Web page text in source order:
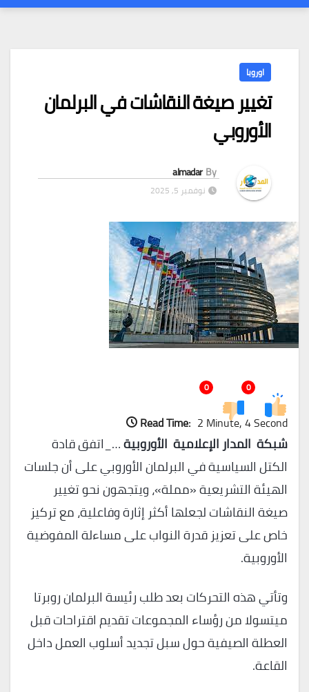
اوروبا
تغيير صيغة النقاشات في البرلمان
الأوروبي
By
almadar
نوفمبر 5, 2025
0
0
Read Time: 2 Minute, 4 Second
شبكة المدار الإعلامية الأوروبية…_اتفق قادة
الكتل السياسية في البرلمان الأوروبي على أن جلسات
الهيئة التشريعية «مملة»، ويتجهون نحو تغيير
صيغة النقاشات لجعلها أكثر إثارة وفاعلية، مع تركيز
خاص على تعزيز قدرة النواب على مساءلة المفوضية
الأوروبية.
وتأتي هذه التحركات بعد طلب رئيسة البرلمان روبرتا
ميتسولا من رؤساء المجموعات تقديم اقتراحات قبل
العطلة الصيفية حول سبل تجديد أسلوب العمل داخل
القاعة.